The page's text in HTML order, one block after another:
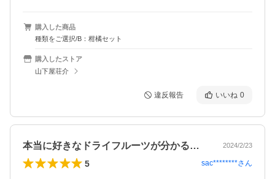
購入した商品
種類をご選択/B：柑橘セット
購入したストア
山下屋荘介
違反報告 いいね 0
本当に好きなドライフルーツが分かるかも。 2024/2/23
5 sac********さん